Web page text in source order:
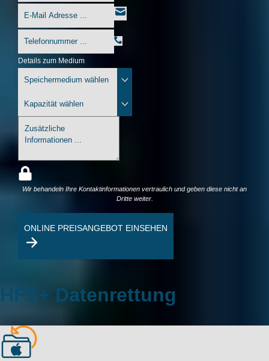
Details zum Medium
Wir behandeln Ihre Kontaktinformationen vertraulich und geben diese nicht an
Dritte weiter.
ONLINE PREISANGEBOT EINSEHEN
HFS+ Datenrettung